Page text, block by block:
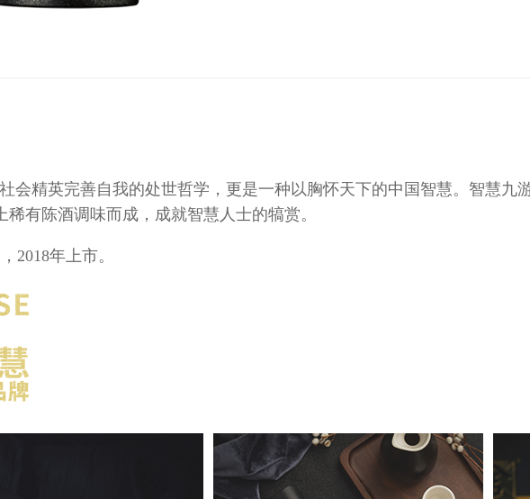
会精英完善自我的处世哲学，更是一种以胸怀天下的中国智慧。智慧九
有陈酒调味而成，成就智慧人士的犒赏。
2018年上市。